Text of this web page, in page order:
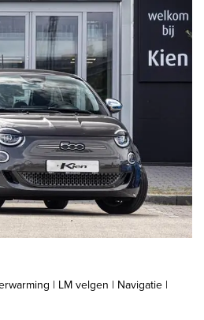
| LM velgen | Navigatie |